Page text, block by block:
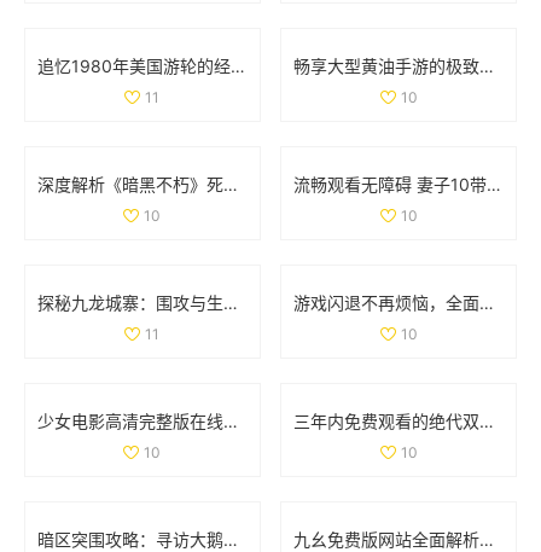
追忆1980年美国游轮的经典魅力与航海风情
11
畅享大型黄油手游的极致体验，探索IOS平台新世界
10
深度解析《暗黑不朽》死灵法师召唤流装备与技能全套攻略
10
流畅观看无障碍 妻子10带你畅享高清电视精彩内容
10
探秘九龙城寨：围攻与生存的传奇故事免费观看版
11
游戏闪退不再烦恼，全面解析处理技巧与方法
10
少女电影高清完整版在线免费观看，畅享视觉盛宴
10
三年内免费观看的绝代双骄电影和动漫大全汇总
10
暗区突围攻略：寻访大鹅农场首领位置详解 九幺免费版网站全面解析nbaoffice68ios功能与使用体验